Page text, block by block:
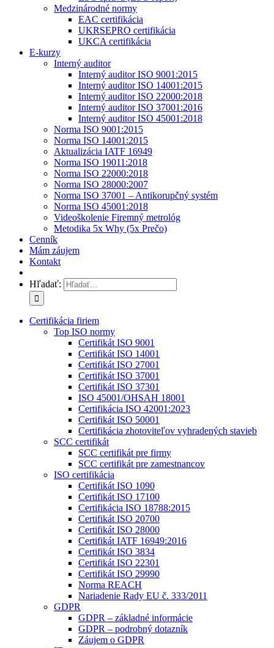
Medzinárodné normy
EAC certifikácia
UKRSEPRO certifikácia
UKCA certifikácia
E-kurzy
Interný auditor
Interný auditor ISO 9001:2015
Interný auditor ISO 14001:2015
Interný auditor ISO 22000:2018
Interný auditor ISO 37001:2016
Interný auditor ISO 45001:2018
Norma ISO 9001:2015
Norma ISO 14001:2015
Aktualizácia IATF 16949
Norma ISO 19011:2018
Norma ISO 22000:2018
Norma ISO 28000:2007
Norma ISO 37001 – Antikorupčný systém
Norma ISO 45001:2018
Videoškolenie Firemný metrológ
Metodika 5x Why (5x Prečo)
Cenník
Mám záujem
Kontakt
Hľadať:
Certifikácia firiem
Top ISO normy
Certifikát ISO 9001
Certifikát ISO 14001
Certifikát ISO 27001
Certifikát ISO 37001
Certifikát ISO 37301
ISO 45001/OHSAH 18001
Certifikácia ISO 42001:2023
Certifikát ISO 50001
Certifikácia zhotoviteľov vyhradených stavieb
SCC certifikát
SCC certifikát pre firmy
SCC certifikát pre zamestnancov
ISO certifikácia
Certifikát ISO 1090
Certifikát ISO 17100
Certifikácia ISO 18788:2015
Certifikát ISO 20700
Certifikát ISO 28000
Certifikát IATF 16949:2016
Certifikát ISO 3834
Certifikát ISO 22301
Certifikát ISO 29990
Norma REACH
Nariadenie Rady EU č. 333/2011
GDPR
GDPR – základné informácie
GDPR – podrobný dotazník
Záujem o GDPR